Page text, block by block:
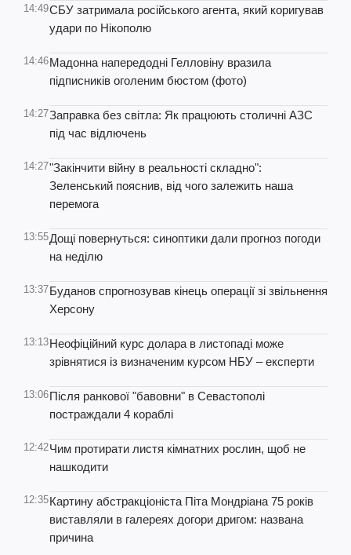
14:49СБУ затримала російського агента, який коригував
удари по Нікополю
14:46Мадонна напередодні Гелловіну вразила
підписників оголеним бюстом (фото)
14:27Заправка без світла: Як працюють столичні АЗС
під час відлючень
14:27"Закінчити війну в реальності складно":
Зеленський пояснив, від чого залежить наша
перемога
13:55Дощі повернуться: синоптики дали прогноз погоди
на неділю
13:37Буданов спрогнозував кінець операції зі звільнення
Херсону
13:13Неофіційний курс долара в листопаді може
зрівнятися із визначеним курсом НБУ – експерти
13:06Після ранкової "бавовни" в Севастополі
постраждали 4 кораблі
12:42Чим протирати листя кімнатних рослин, щоб не
нашкодити
12:35Картину абстракціоніста Піта Мондріана 75 років
виставляли в галереях догори дригом: названа
причина